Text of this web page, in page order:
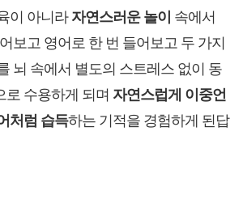
이 아니라자연스러운 놀이 속에서
보고 영어로 한 번 들어보고 두 가지
뇌 속에서 별도의 스트레스 없이 동
로 수용하게 되며 자연스럽게 이중언
처럼 습득하는 기적을 경험하게 된답